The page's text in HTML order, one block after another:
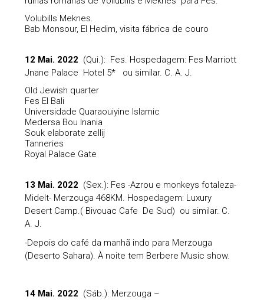
Volubills Meknes.
Bab Monsour, El Hedim, visita fábrica de couro
12 Mai. 2022 (Qui.): Fes. Hospedagem: Fes Marriott
Jnane Palace Hotel 5* ou similar. C. A. J.
Old Jewish quarter
Fes El Bali
Universidade Quaraouiyine Islamic
Medersa Bou Inania
Souk elaborate zellij
Tanneries
Royal Palace Gate
13 Mai. 2022 (Sex.): Fes -Azrou e monkeys fotaleza-
Midelt- Merzouga 468KM. Hospedagem: Luxury
Desert Camp.( Bivouac Cafe De Sud) ou similar. C.
A. J.
-Depois do café da manhã indo para Merzouga
(Deserto Sahara). À noite tem Berbere Music show.
14 Mai. 2022 (Sáb.): Merzouga –